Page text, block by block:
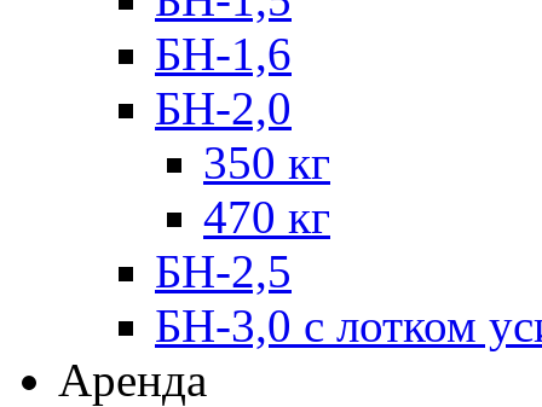
БН-1,6
БН-2,0
350 кг
470 кг
БН-2,5
БН-3,0 с лотком
Аренда